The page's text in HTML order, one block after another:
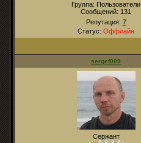
Группа: Пользователи
Сообщений: 131
Репутация: 7
Статус: Оффлайн
sergef009
Сержант